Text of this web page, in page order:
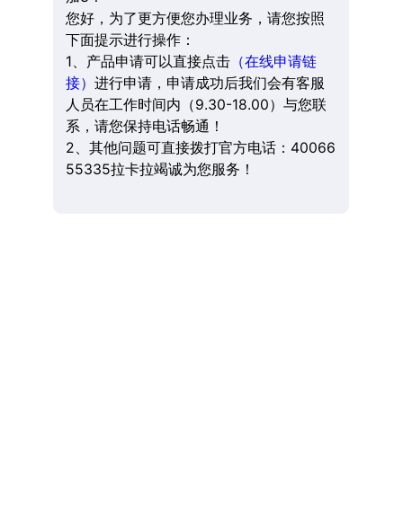
您好，为了更方便您办理业务，请您按照
下面提示进行操作：
1、产品申请可以直接点击（在线申请链
接） 进行申请，申请成功后我们会有客服
人员在工作时间内（9.30-18.00）与您联
系，请您保持电话畅通！
2、其他问题可直接拨打官方电话：40066
55335拉卡拉竭诚为您服务！